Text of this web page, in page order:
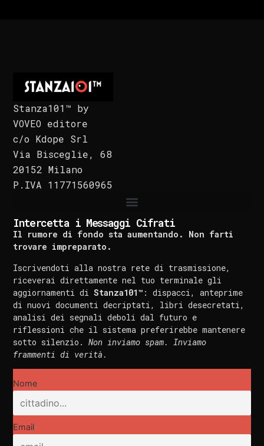
Stanza101™ by
VOVEO editore
c/o Kdope Srl
Via Bisceglie, 68
20152 Milano
P.IVA 11771560965
Intercetta i Messaggi Cifrati
Il rumore di fondo sta aumentando. Non farti
trovare impreparato.
Iscrivendoti alla nostra rete di trasmissione,
riceverai direttamente nel tuo terminale gli
aggiornamenti diStanza101™ : dispacci, anteprime
di nuovi documenti decriptati, libri desecretati,
analisi dei segnali deboli dal futuro e
riflessioni che il sistema preferirebbe mantenere
sotto silenzio.Non inviamo spam. Inviamo
frammenti di verità.
Nome
Email